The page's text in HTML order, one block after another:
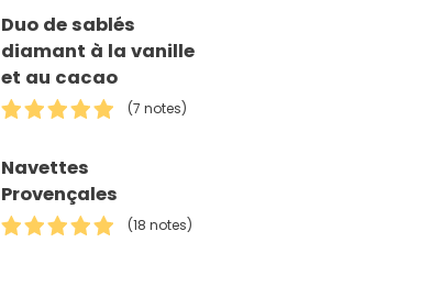
Duo de sablés
diamant à la vanille
et au cacao
(7 notes)
Navettes
Provençales
(18 notes)